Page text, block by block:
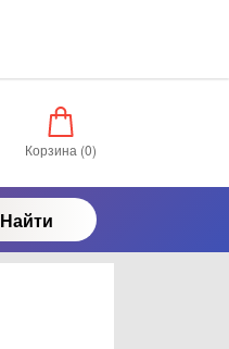
Корзина (0)
Найти